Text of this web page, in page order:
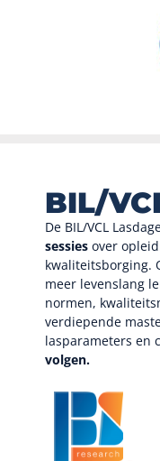
BIL/
De BIL/VCL
sessies over
kwaliteitsborging.
meer levenslang
normen,
verdiepende
lasparameters en
volgen.